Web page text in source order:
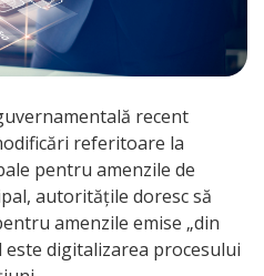
recent
referitoare la
pentru amenzile de
autoritățile doresc să
amenzile emise „din
digitalizarea procesului